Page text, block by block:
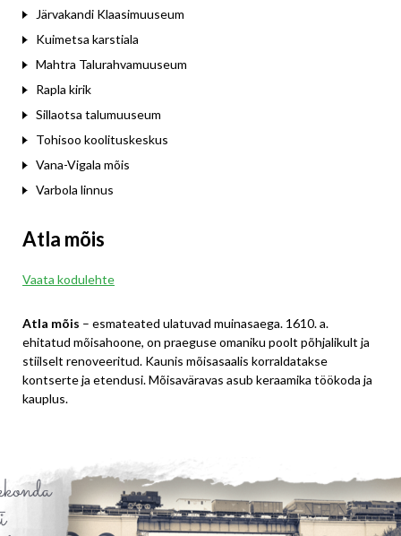
Järvakandi Klaasimuuseum
Kuimetsa karstiala
Mahtra Talurahvamuuseum
Rapla kirik
Sillaotsa talumuuseum
Tohisoo koolituskeskus
Vana-Vigala mõis
Varbola linnus
Atla mõis
Vaata kodulehte
Atla mõis – esmateated ulatuvad muinasaega. 1610. a.
ehitatud mõisahoone, on praeguse omaniku poolt põhjalikult ja
stiilselt renoveeritud. Kaunis mõisasaalis korraldatakse
kontserte ja etendusi. Mõisaväravas asub keraamika töökoda ja
kauplus.